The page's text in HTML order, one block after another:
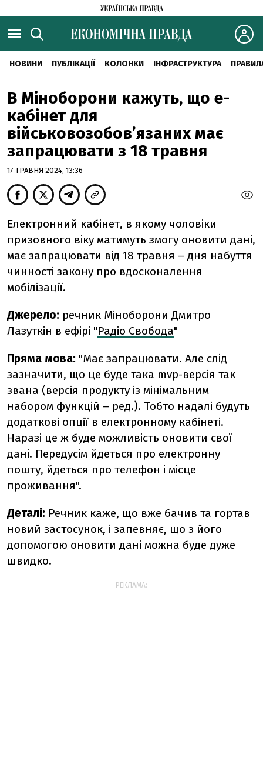
НОВИНИ ПУБЛІКАЦІЇ КОЛОНКИ ІНФРАСТРУКТУРА
В Міноборони кажуть, що е-
кабінет для
військовозобовʼязаних має
запрацювати з 18 травня
17 ТРАВНЯ 2024, 13:36
Електронний кабінет, в якому чоловіки
призовного віку матимуть змогу оновити дані,
має запрацювати від 18 травня – дня набуття
чинності закону про вдосконалення
мобілізації.
Джерело: речник Міноборони Дмитро
Лазуткін в ефірі "Радіо Свобода"
Пряма мова: "Має запрацювати. Але слід
зазначити, що це буде така mvp-версія так
звана (версія продукту із мінімальним
набором функцій – ред.). Тобто надалі будуть
додаткові опції в електронному кабінеті.
Наразі це ж буде можливість оновити свої
дані. Передусім йдеться про електронну
пошту, йдеться про телефон і місце
проживання".
Деталі: Речник каже, що вже бачив та гортав
новий застосунок, і запевняє, що з його
допомогою оновити дані можна буде дуже
швидко.
РЕКЛАМА: